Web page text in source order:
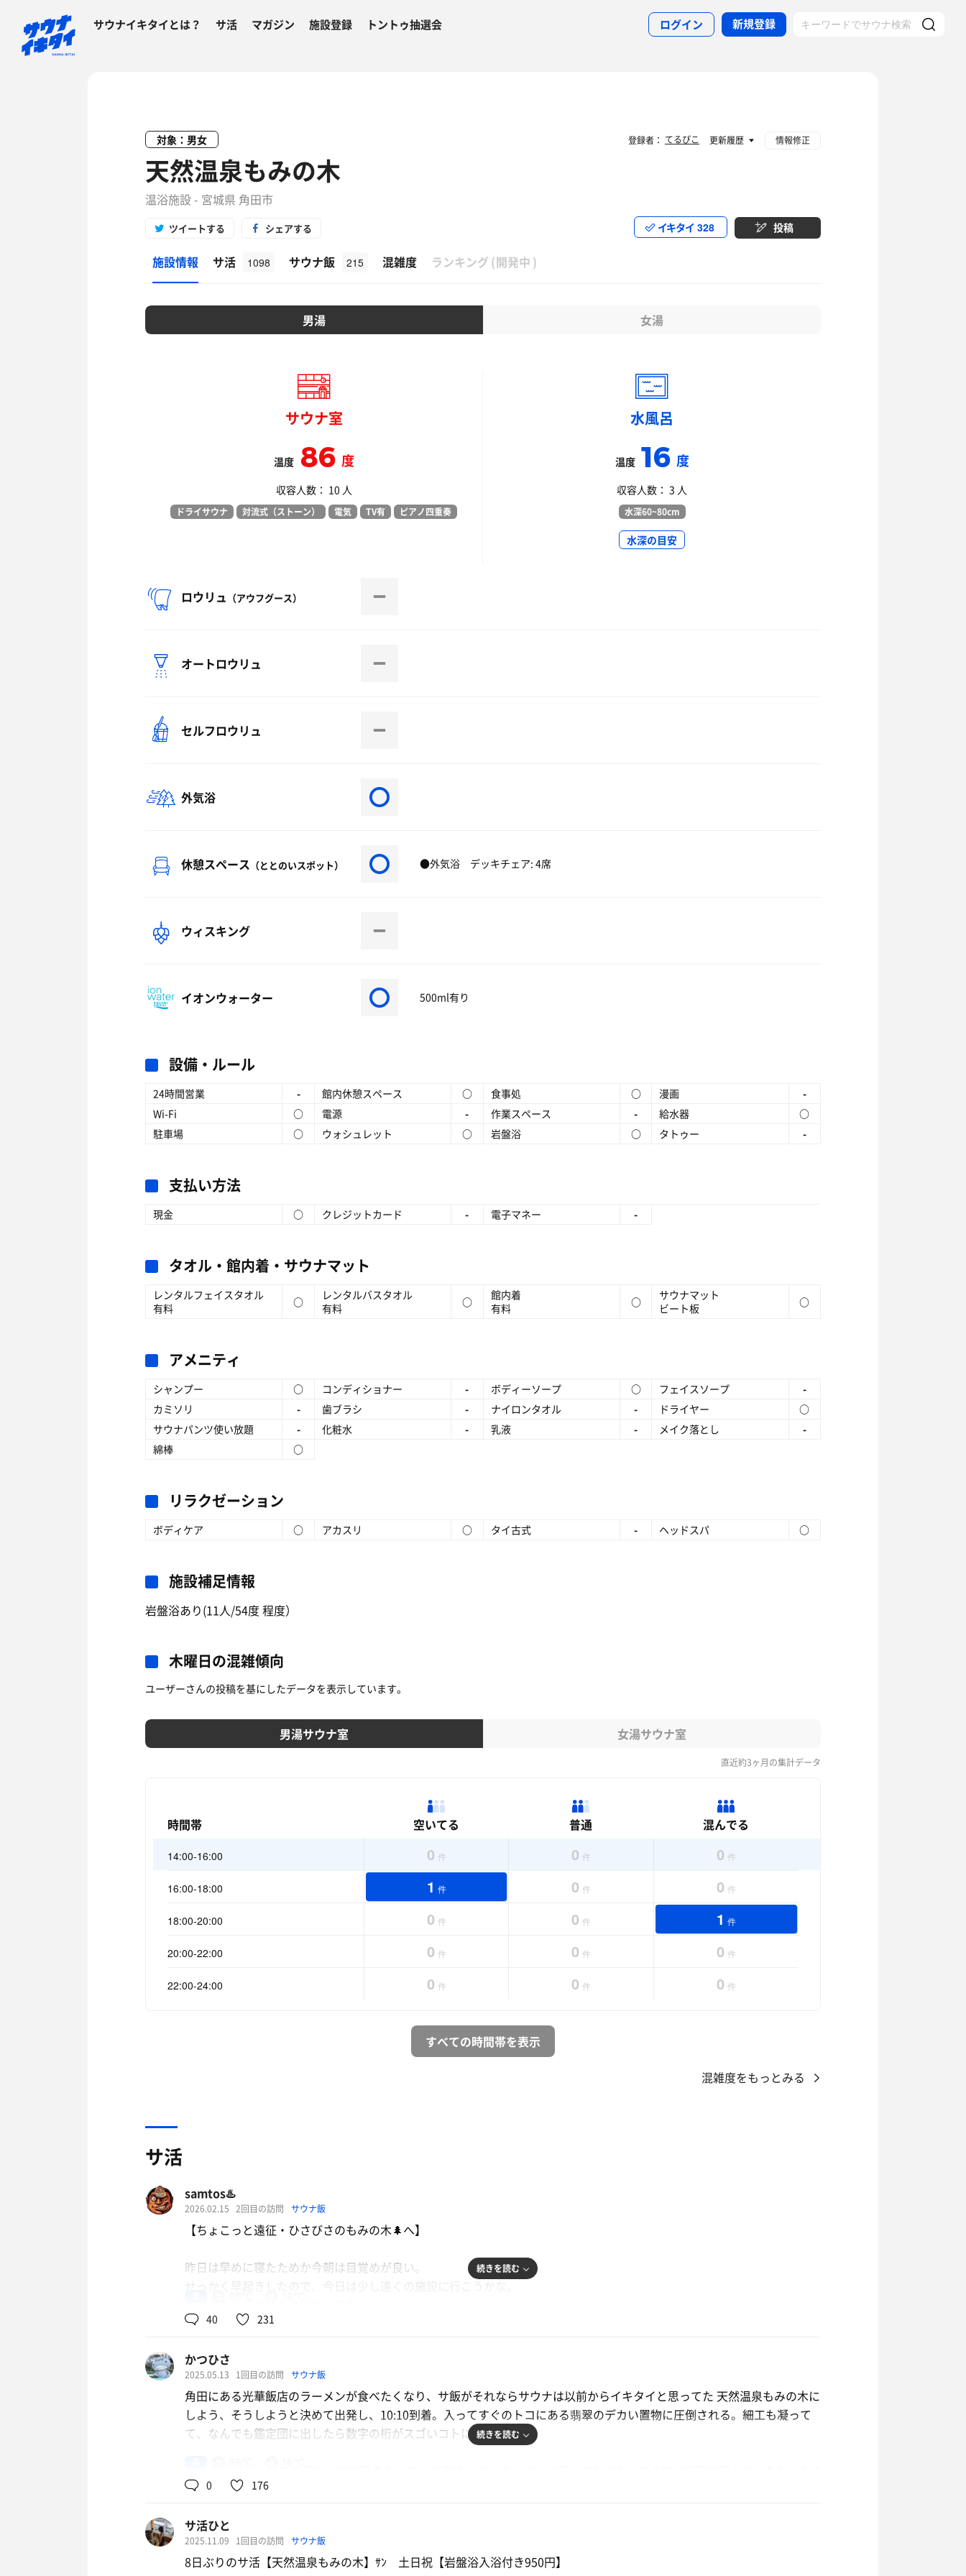
サウナイキタイとは？ サ活 マガジン 施設登録 トントゥ抽選会 ログイン 新規登録
対象：男女
天然温泉もみの木
温浴施設 - 宮城県 角田市
ツイートする シェアする イキタイ 328 投稿
施設情報 サ活 1098 サウナ飯 215 混雑度 ランキング (開発中 )
男湯 女湯
サウナ室
温度86度
収容人数： 10 人
ドライサウナ 対流式（ストーン） 電気 TV有 ピアノ四重奏
水風呂
温度16度
収容人数： 3 人
水深60~80cm
水深の目安
ロウリュ （アウフグース）
オートロウリュ
セルフロウリュ
外気浴
休憩スペース （ととのいスポット） ●外気浴 デッキチェア: 4席
ウィスキング
イオンウォーター 500ml有り
設備・ルール
24時間営業 - 館内休憩スペース ○ 食事処 ○ 漫画
-
Wi-Fi
○ 電源 - 作業スペース - 給水器
○
駐車場
○ ウォシュレット ○ 岩盤浴 ○ タトゥー -
支払い方法
現金 ○ クレジットカード - 電子マネー -
タオル・館内着・サウナマット
レンタルフェイスタオル
有料
○
レンタルバスタオル
有料
○
館内着
有料
○
サウナマット
ビート板
○
アメニティ
シャンプー ○ コンディショナー - ボディーソープ ○ フェイスソープ
-
カミソリ
- 歯ブラシ - ナイロンタオル - ドライヤー
○
サウナパンツ使い放題
- 化粧水 - 乳液 - メイク落とし
-
綿棒
○
リラクゼーション
ボディケア ○ アカスリ ○ タイ古式 - ヘッドスパ ○
施設補足情報
岩盤浴あり(11人/54度 程度）
木曜日の混雑傾向
ユーザーさんの投稿を基にしたデータを表示しています。
男湯サウナ室 女湯サウナ室
直近約3ヶ月の集計データ
時間帯 空いてる 普通 混んでる
14:00-16:00 0 件 0 件 0 件
16:00-18:00 1 件 0 件 0 件
18:00-20:00 0 件 0 件 1 件
20:00-22:00 0 件 0 件 0 件
22:00-24:00 0 件 0 件 0 件
すべての時間帯を表示
混雑度をもっとみる
サ活
samtos♨️
2026.02.15 2回目の訪問 サウナ飯
【ちょこっと遠征・ひさびさのもみの木🌲へ】
昨日は早めに寝たためか今朝は目覚めが良い。
6時半頃家を出ます。
昨年オープンしたばかりの『OMOUMA麺堂大和町店』へ。
7時オープン。1番目入店。券売機で購入するシステムだったのだが、1番手で入店してしまったため、後続がどんどん並び
はじめてメニューを吟味している余裕がない（笑）直感で、『油そば(塩)特盛』と追い飯を注文。塩味って珍しいな。
店員さんの接客がとても丁寧です。着丼すると、見た目は普通の油そば。大好きな太手もみ麺。塩味、かどうかはピンと来
なかったが、味わいが甘味とまろやかさがあり食べたことない味。大満足で退店。
さて、今度こそ寄り道せずに向かいます。
10時過ぎ到着。相変わらず朝から大盛況。地元に愛されてる施設だなぁ〜。LINEクーポンで700円で入館。
ここの浴室は裸で入れる岩盤浴が売りなのです。利用するのにはバスタオルが必要になります。
浴室に入るとものすごく静か。喋ってる人1人もいません。こういう雰囲気ひさびさ。
続きを読む
40 231
かつひさ
2025.05.13 1回目の訪問 サウナ飯
角田にある光華飯店のラーメンが食べたくなり、サ飯がそれならサウナは以前からイキタイと思ってた 天然温泉もみの木に
しよう、そうしようと決めて出発し、10:10到着。入ってすぐのトコにある翡翠のデカい置物に圧倒される。細工も凝って
て、なんでも鑑定団に出したら数字の桁がスゴいコトになりそう。
´ー｀*)チケットと下足入れのカギをフロントに渡し、ロッカーのカギを受け取って脱衣所へ向かう。
ンスボールでボーリング出来そうなくらい広い。
温泉のみならず、産直の売店や食事処、休憩室、ゲームコーナーもあって至れり尽くせりな充実っぷり。売店ではサウナ
グッズも各種販売してた。
続きを読む
0 176
サ活ひと
2025.11.09 1回目の訪問 サウナ飯
8日ぶりのサ活【天然温泉もみの木】ｻﾝ 土日祝【岩盤浴入浴付き950円】
登録者： てるぴこ 更新履歴 情報修正